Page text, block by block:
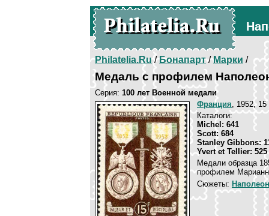
Philatelia.Ru/Бонапарт/Марки /
Медаль с профилем
Серия: 100 лет Военной медали
Франция, 1952,
Каталоги:
Michel: 641
Scott: 684
Stanley Gibbons:
Yvert et Tellier: 525
Медали образца
профилем
Сюжеты: